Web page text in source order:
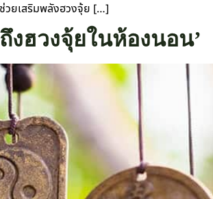
วยเสริมพลังฮวงจุ้ย […]
งฮวงจุ้ยในห้องนอน’